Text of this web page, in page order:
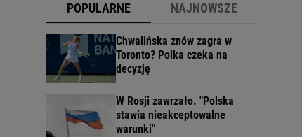
POPULARNE NAJNOWSZE
Chwalińska znów zagra w
Toronto? Polka czeka na
decyzję
W Rosji zawrzało. "Polska
stawia nieakceptowalne
warunki"